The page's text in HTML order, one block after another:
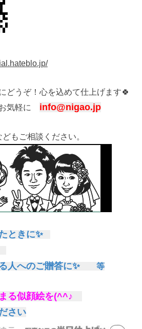
どうぞ！心を込めて仕上げます🍀
気軽に info@nigao.jp
もご相談ください。
ときに✨
人へのご贈答に✨等
る似顔絵を(^^♪
さい